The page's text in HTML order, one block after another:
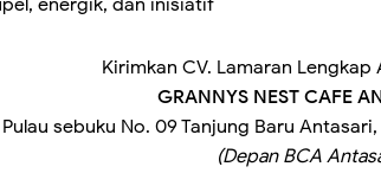
Kirimkan CV. Lamaran Lengkap
GRANNYS NEST CAFE
Pulau sebuku No. 09 Tanjung Baru
(Depan BCA